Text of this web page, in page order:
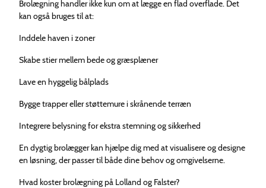
Brolægning handler ikke kun om at lægge en flad overflade. Det
kan også bruges til at:
Inddele haven i zoner
Skabe stier mellem bede og græsplæner
Lave en hyggelig bålplads
Bygge trapper eller støttemure i skrånende terræn
Integrere belysning for ekstra stemning og sikkerhed
En dygtig brolægger kan hjælpe dig med at visualisere og designe
en løsning, der passer til både dine behov og omgivelserne.
Hvad koster brolægning på Lolland og Falster?